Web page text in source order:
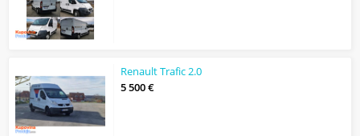
Renault Trafic 2.0
5 500 €